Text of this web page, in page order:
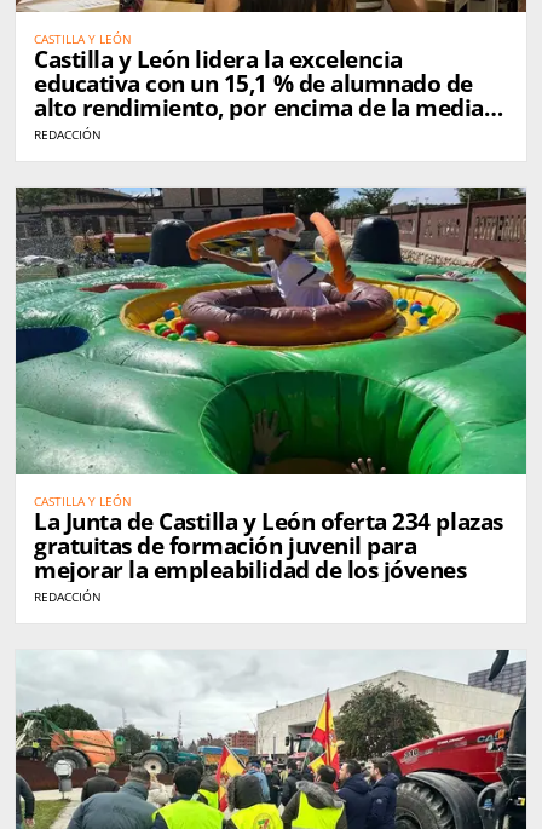
CASTILLA Y LEÓN
Castilla y León lidera la excelencia
educativa con un 15,1 % de alumnado de
alto rendimiento, por encima de la media
nacional
REDACCIÓN
CASTILLA Y LEÓN
La Junta de Castilla y León oferta 234 plazas
gratuitas de formación juvenil para
mejorar la empleabilidad de los jóvenes
REDACCIÓN